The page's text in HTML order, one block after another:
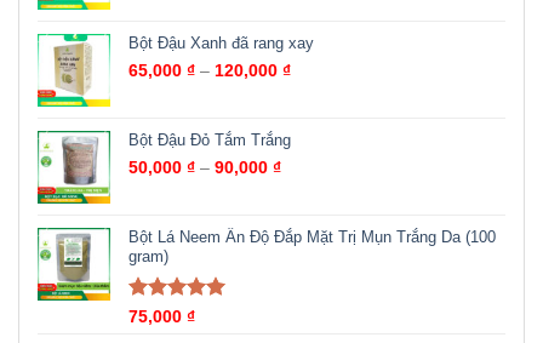
Bột Đậu Xanh đã rang xay
65,000 ₫ – 120,000 ₫
Bột Đậu Đỏ Tắm Trắng
50,000 ₫ – 90,000 ₫
Bột Lá Neem Ấn Độ Đắp Mặt Trị Mụn Trắng Da (100
gram)
Được xếp
75,000 ₫